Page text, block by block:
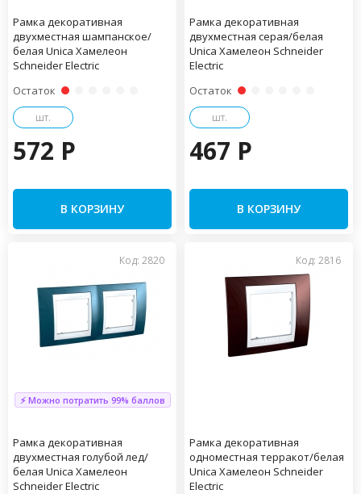
Рамка декоративная
двухместная шампанское/
белая Unica Хамелеон
Schneider Electric
Остаток
шт.
572 P
В КОРЗИНУ
Рамка декоративная
двухместная серая/белая
Unica Хамелеон Schneider
Electric
Остаток
шт.
467 P
В КОРЗИНУ
Код: 2820
⚡ Можно потратить 99% баллов
Рамка декоративная
двухместная голубой лед/
белая Unica Хамелеон
Schneider Electric
Код: 2816
Рамка декоративная
одноместная терракот/белая
Unica Хамелеон Schneider
Electric